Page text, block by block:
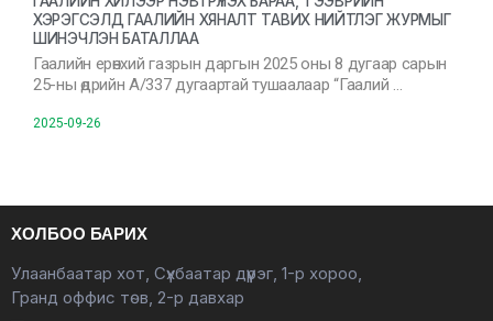
ХЭРЭГСЭЛД ГААЛИЙН ХЯНАЛТ ТАВИХ НИЙТЛЭГ ЖУРМЫГ
ШИНЭЧЛЭН БАТАЛЛАА
Гаалийн ерөнхий газрын даргын 2025 оны 8 дугаар сарын
25-ны өдрийн А/337 дугаартай тушаалаар “Гаалий …
2025-09-26
ХОЛБОО БАРИХ
Улаанбаатар хот, Сүхбаатар дүүрэг, 1-р хороо,
Гранд оффис төв, 2-р давхар